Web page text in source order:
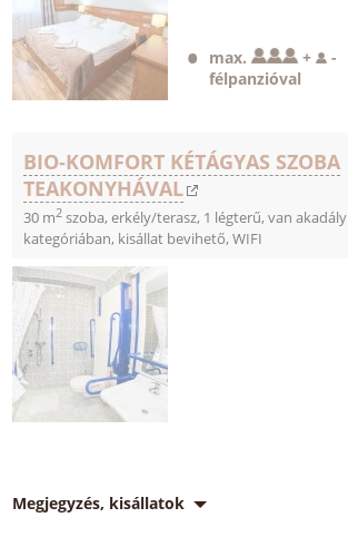
max. +
-
félpanzióval
BIO-KOMFORT KÉTÁGYAS SZOBA
TEAKONYHÁVAL
30 m2szoba, erkély/terasz, 1 légterű, van
kategóriában, kisállat bevihető, WIFI
Megjegyzés, kisállatok